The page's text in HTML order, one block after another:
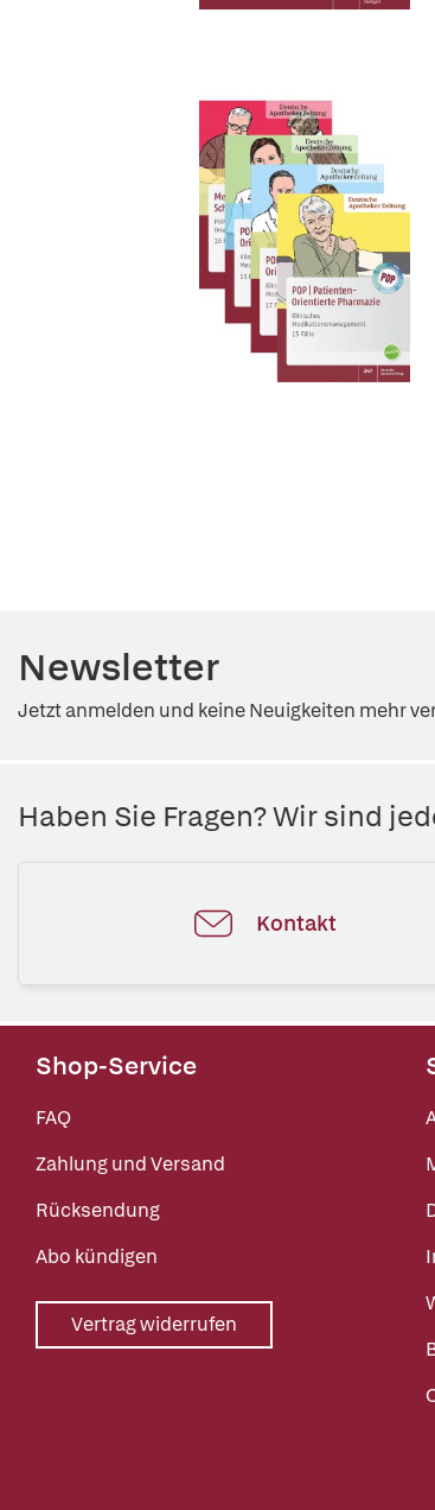
Newsletter
Jetzt anmelden und keine Neuigkeiten mehr
Haben Sie Fragen? Wir sind
Kontakt
Shop-Service
FAQ
Zahlung und Versand
Rücksendung
Abo kündigen
Vertrag widerrufen